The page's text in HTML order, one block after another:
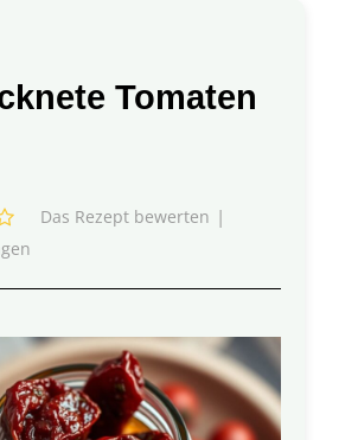
Tomaten
Das Rezept bewerten |